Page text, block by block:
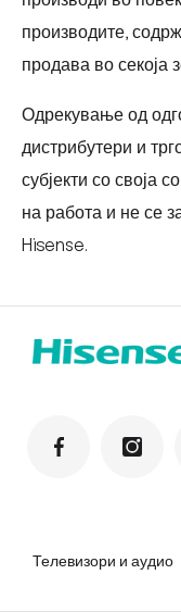
производите,
продава во секоја
Одрекување од
дистрибутери и
субјекти со своја
на работа и не се
Hisense.
Телевизори и аудио